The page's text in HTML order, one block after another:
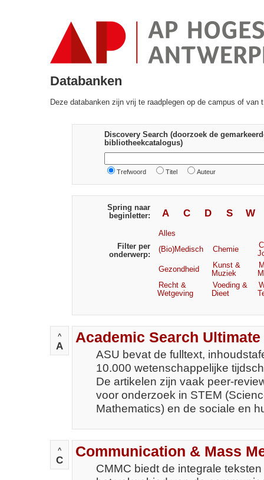
Databanken
Deze databanken zijn vrij te raadplegen op de campus of van
Discovery Search (doorzoek de
bibliotheekcatalogus)
Trefwoord Titel Auteur
Spring naar
beginletter:
A C D S W
Filter per
onderwerp:
Alles
(Bio)Medisch
Chemie
Gezondheid
Kunst &
Muziek
Recht &
Wetgeving
Voeding &
Dieet
^
A
Academic Search Ultimate
ASU bevat de fulltext,
10.000 wetenschappelijke
De artikelen zijn vaak peer-
voor onderzoek in STEM
Mathematics) en de sociale en
^
C
Communication & Mass
CMMC biedt de integrale